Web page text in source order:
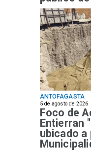
ANTOFAGASTA
5 de agosto de 2026
Foco de
Entierran
ubicado a